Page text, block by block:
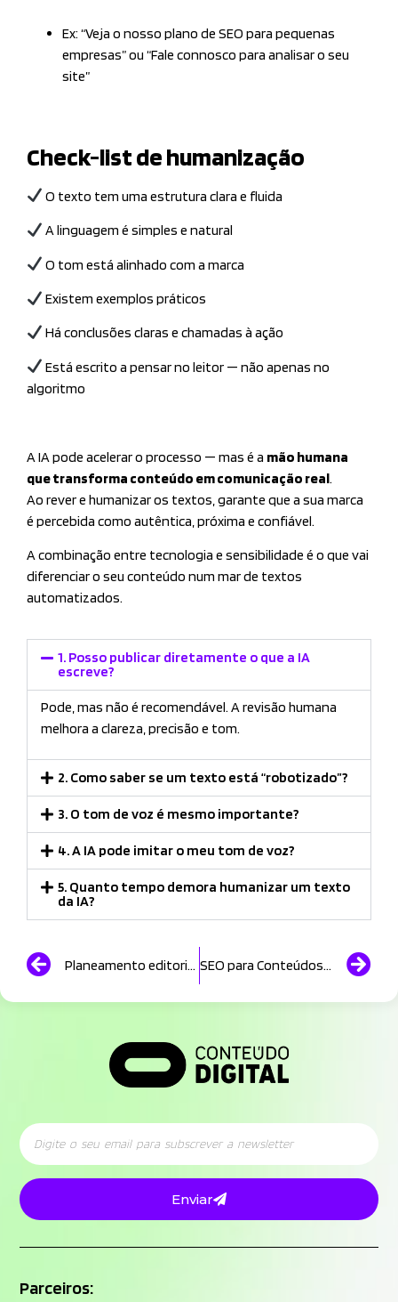
Ex: “Veja o nosso plano de SEO para pequenas
empresas” ou “Fale connosco para analisar o seu
site”
Check-list de humanização
O texto tem uma estrutura clara e fluida
A linguagem é simples e natural
O tom está alinhado com a marca
Existem exemplos práticos
Há conclusões claras e chamadas à ação
Está escrito a pensar no leitor — não apenas no
algoritmo
A IA pode acelerar o processo — mas é a mão humana
que transforma conteúdo em comunicação real.
Ao rever e humanizar os textos, garante que a sua marca
é percebida como autêntica, próxima e confiável.
A combinação entre tecnologia e sensibilidade é o que vai
diferenciar o seu conteúdo num mar de textos
automatizados.
1. Posso publicar diretamente o que a IA
escreve?
Pode, mas não é recomendável. A revisão humana
melhora a clareza, precisão e tom.
2. Como saber se um texto está “robotizado”?
3. O tom de voz é mesmo importante?
4. A IA pode imitar o meu tom de voz?
5. Quanto tempo demora humanizar um texto
da IA?
Planeamento editorial com IA: como gerar ideias alinhadas com o negócio SEO para Conteúdos Longos: como criar artigos que ranqueiam no Google
Enviar
Parceiros: